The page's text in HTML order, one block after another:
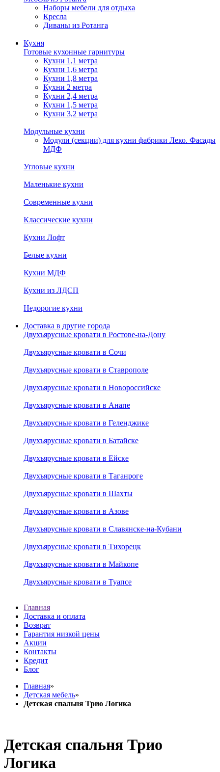
Наборы мебели для отдыха
Кресла
Диваны из Ротанга
Кухня
Готовые кухонные гарнитуры
Кухни 1,1 метра
Кухни 1,6 метра
Кухни 1,8 метра
Кухни 2 метра
Кухни 2,4 метра
Кухни 1,5 метра
Кухни 3,2 метра
Модульные кухни
Модули (секции) для кухни фабрики Леко. Фасады
МДФ
Угловые кухни
Маленькие кухни
Современные кухни
Классические кухни
Кухни Лофт
Белые кухни
Кухни МДФ
Кухни из ЛДСП
Недорогие кухни
Доставка в другие города
Двухъярусные кровати в Ростове-на-Дону
Двухъярусные кровати в Сочи
Двухъярусные кровати в Ставрополе
Двухъярусные кровати в Новороссийске
Двухъярусные кровати в Анапе
Двухъярусные кровати в Геленджике
Двухъярусные кровати в Батайске
Двухъярусные кровати в Ейске
Двухъярусные кровати в Таганроге
Двухъярусные кровати в Шахты
Двухъярусные кровати в Азове
Двухъярусные кровати в Славянске-на-Кубани
Двухъярусные кровати в Тихорецк
Двухъярусные кровати в Майкопе
Двухъярусные кровати в Туапсе
Главная
Доставка и оплата
Возврат
Гарантия низкой цены
Акции
Контакты
Кредит
Блог
Главная»
Детская мебель»
Детская спальня Трио Логика
Детская спальня Трио
Логика